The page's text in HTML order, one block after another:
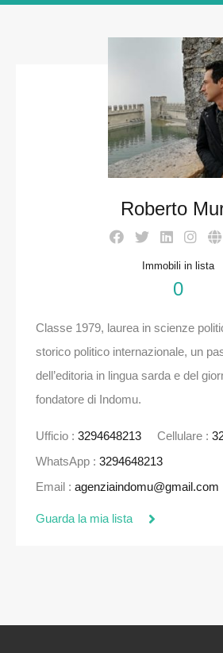
Roberto
Immobili in lista
0
Classe 1979, laurea in scienze
storico politico internazionale, un
dell’editoria in lingua sarda e del
fondatore di Indomu.
Ufficio : 3294648213 Cellulare :
WhatsApp : 3294648213
Email : agenziaindomu@gmail.com
Guarda la mia lista